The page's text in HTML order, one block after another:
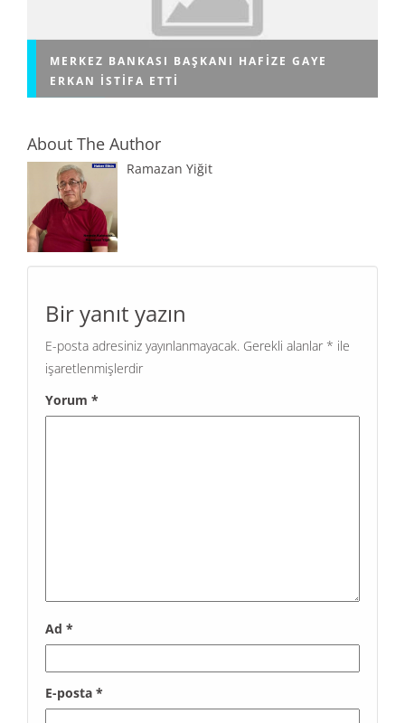
MERKEZ BANKASI BAŞKANI HAFIZE GAYE
ERKAN ISTIFA ETTI
About The Author
Ramazan Yiğit
Bir yanıt yazın
E-posta adresiniz yayınlanmayacak. Gerekli alanlar * ile
işaretlenmişlerdir
Yorum *
Ad *
E-posta *